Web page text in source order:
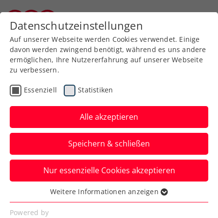
Zurück zur Newsübersicht
ITN
4. Titel für Weizelsdorf
beim Rosental Wintercup
Tenniscenter Welzenegg, Tarragonaallee
1, 9020 Klagenfurt
Verfasst von: Christian Krassnig, 24.03.2025
Datenschutzeinstellungen
Auf unserer Webseite werden Cookies verwendet. Einige
davon werden zwingend benötigt, während es uns andere
ermöglichen, Ihre Nutzererfahrung auf unserer Webseite
zu verbessern.
Essenziell Statistiken
Alle akzeptieren
Speichern & schließen
Nur essenzielle Cookies akzeptieren
Essenziell
Essenzielle Cookies werden für grundlegende
Weitere Informationen anzeigen
Powered by